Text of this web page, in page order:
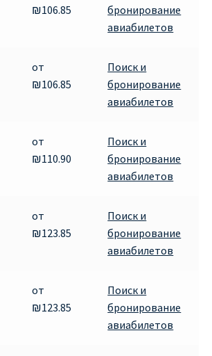
БИЛЕТЫ ENGLISH
ТАЛОН – BOARDING PASS
₪106.85
бронирование
авиабилетов
от
₪106.85
Поиск и
бронирование
авиабилетов
от
₪110.90
Поиск и
бронирование
авиабилетов
от
₪123.85
Поиск и
бронирование
авиабилетов
от
₪123.85
Поиск и
бронирование
авиабилетов